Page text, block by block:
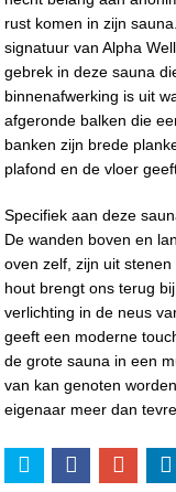
rust komen in zijn
signatuur van Alpha
gebrek in deze sauna
binnenafwerking is uit
afgeronde balken die
banken zijn brede
plafond en de vloer
Specifiek aan deze
De wanden boven en
oven zelf, zijn uit
hout brengt ons terug
verlichting in de neus
geeft een moderne
de grote sauna in een
van kan genoten
eigenaar meer dan